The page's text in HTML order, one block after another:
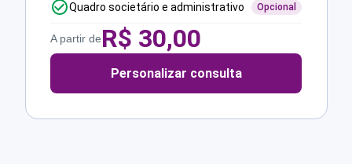
Quadro societário e administrativo Opcional
A partir deR$ 30,00
Personalizar consulta